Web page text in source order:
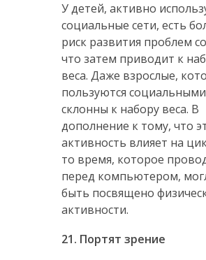
У детей, активно
социальные сети, есть
риск развития проблем
что затем приводит к
веса. Даже взрослые,
пользуются
склонны к набору веса. В
дополнение к тому, что
активность влияет на
то время, которое
перед компьютером,
быть посвящено
активности.
21. Портят зрение